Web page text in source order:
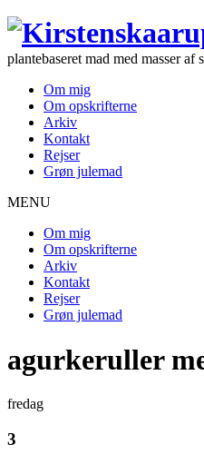
plantebaseret mad med masser af
Om mig
Om opskrifterne
Arkiv
Kontakt
Rejser
Grøn julemad
MENU
Om mig
Om opskrifterne
Arkiv
Kontakt
Rejser
Grøn julemad
agurkeruller
fredag
3